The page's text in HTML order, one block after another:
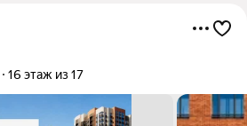
16 этаж из 17